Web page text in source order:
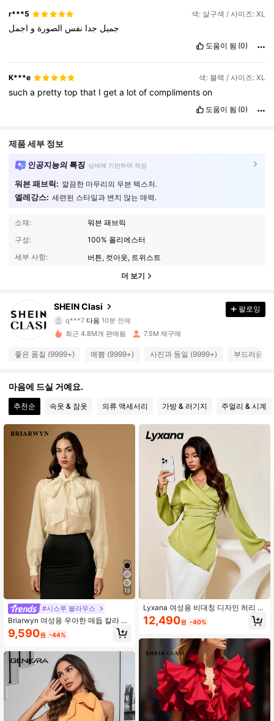
r***5 색: 살구색 / 사이즈: XL
جميل جدا نفس الصورة و اجمل
도움이 됨 (0)
K***e 색: 블랙 / 사이즈: XL
sucha prettytopthat Igeta lotofcomplimentson
도움이 됨 (0)
제품 세부 정보
인공지능의 특징 상세에 기반하여 작성
워븐 패브릭: 깔끔한 마무리의 우븐 텍스처.
엘레강스: 세련된 스타일과 변치 않는 매력.
소재:
워븐 패브릭
구성:
100% 폴리에스터
세부 사항:
버튼, 컷아웃, 트위스트
더 보기
SHEIN Clasi
q***7다음10분 전에
J***z가 탐색 중입니다
4.91 822K 팔로워
4.91 822K 팔로워
4.91
4.91 822K 팔로워
4.91 822K 팔로워
822K 팔로워
822K 팔로워
822K 팔로워
4.91 822K 팔로워
팔로잉
최근 4.8M개 판매됨 7.5M 재구매
좋은 품질 (9999+) 예쁨 (9999+) 사진과 동일 (9999+) 부드러움
마음에 드실 거예요.
추천순 속옷 & 잠옷 의류 액세서리 가방 & 러기지 주얼리 & 시계
13
#시스루 블라우스
Briarwyn 여성용 우아한 매듭 칼라 랜
턴 슬리브 세미 시어 블라우스, 일상,
직장, 출퇴근, 봄/여름/가을에 다용도
9,590원 -44%
Lyxana 여성용 비대칭 디자인 허리 신
칭 새로운 스타일리시 다용도 긴소매
블라우스
12,490원 -40%